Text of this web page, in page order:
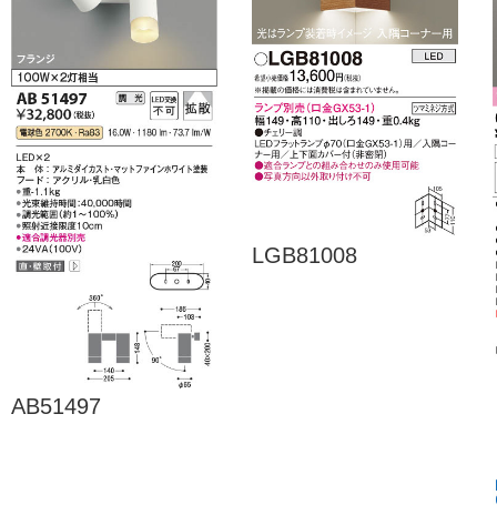
AB51497
LGB81008